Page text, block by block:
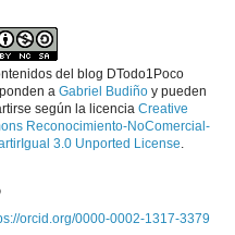
del blog DTodo1Poco
a Gabriel Budiño y pueden
según la licencia Creative
Reconocimiento-NoComercial-
3.0 Unported License.
orcid.org/0000-0002-1317-3379